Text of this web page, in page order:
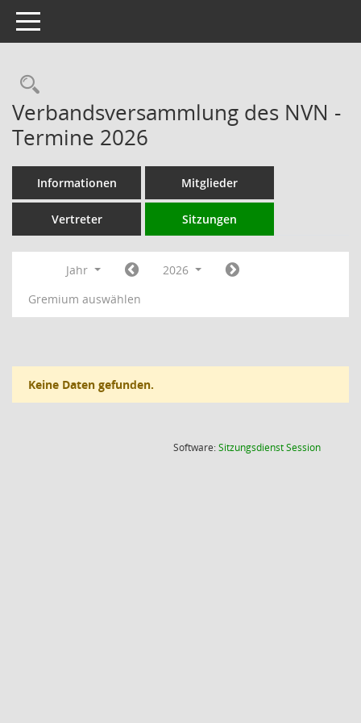
Toggle navigation
Rechercheauswahl
Verbandsversammlung des NVN -
Termine 2026
Informationen Mitglieder
Vertreter Sitzungen
Jahr
2026
Gremium auswählen
Keine Daten gefunden.
Software:SitzungsdienstSession(Wird in